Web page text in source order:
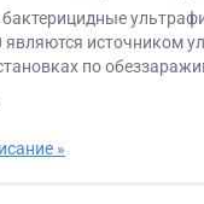
источником
по
»